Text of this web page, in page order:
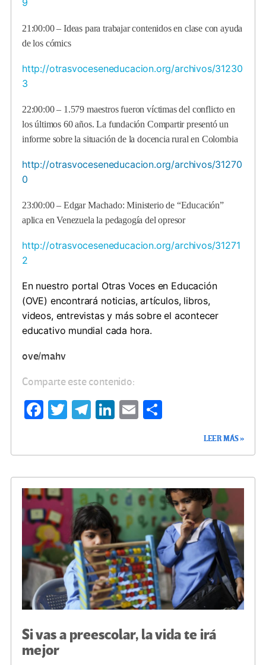
9
21:00:00 – Ideas para trabajar contenidos en clase con ayuda
de los cómics
http://otrasvoceseneducacion.org/archivos/31230
3
22:00:00 – 1.579 maestros fueron víctimas del conflicto en
los últimos 60 años. La fundación Compartir presentó un
informe sobre la situación de la docencia rural en Colombia
http://otrasvoceseneducacion.org/archivos/31270
0
23:00:00 – Edgar Machado: Ministerio de “Educación”
aplica en Venezuela la pedagogía del opresor
http://otrasvoceseneducacion.org/archivos/31271
2
En nuestro portal Otras Voces en Educación
(OVE) encontrará noticias, artículos, libros,
videos, entrevistas y más sobre el acontecer
educativo mundial cada hora.
ove/mahv
Comparte este contenido:
Fa
o
k
T
Te
m
Li
n
E
ar
tir
LEER MÁS »
Si vas a preescolar, la vida te irá
mejor